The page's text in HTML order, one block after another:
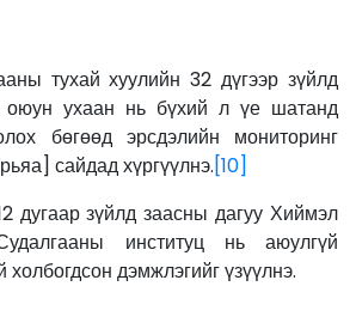
тухай хуулийн 32 дүгээр зүйлд
оюун ухаан нь бүхий л үе шатанд
бөгөөд эрсдэлийн мониторинг
сайдад хүргүүлнэ.[10]
дугаар зүйлд заасны дагуу Хиймэл
институц нь аюулгүй
холбогдсон дэмжлэгийг үзүүлнэ.